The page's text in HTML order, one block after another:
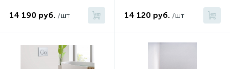
14 190 руб. /шт 14 120 руб. /шт
Напольные смесители
14
Верхние души